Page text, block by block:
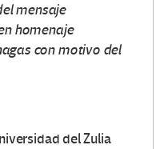
mensaje
homenaje
con motivo del
del Zulia